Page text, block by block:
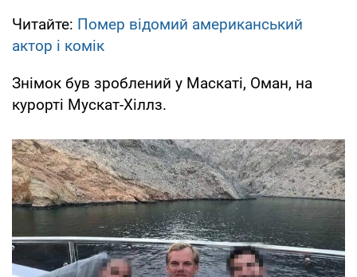
Читайте: Помер відомий американський
актор і комік
Знімок був зроблений у Маскаті, Оман, на
курорті Мускат-Хіллз.